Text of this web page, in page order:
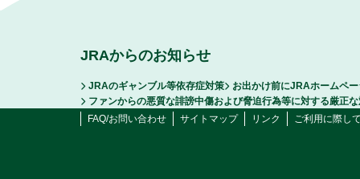
JRAからのお知らせ
JRAのギャンブル等依存症対策
お出かけ前にJRAホームペ
ファンからの悪質な誹謗中傷および脅迫行為等に対する厳正
FAQ/お問い合わせ
サイトマップ リンク ご利用に際し